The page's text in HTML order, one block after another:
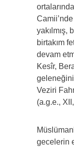
yakılmış,
birtakım
devam
Kesîr,
Veziri
(a.g.e.,
gecelerin